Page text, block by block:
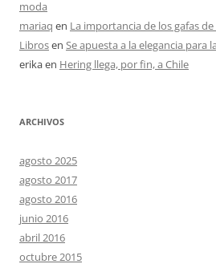
moda
mariaq en La importancia de los gafas
Librosen Se apuesta a la elegancia para
erikaen Hering llega, por fin, a Chile
ARCHIVOS
agosto 2025
agosto 2017
agosto 2016
junio 2016
abril 2016
octubre 2015